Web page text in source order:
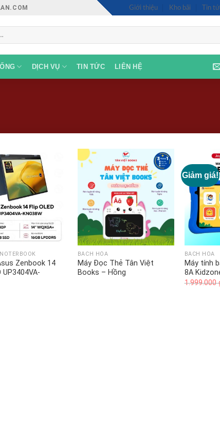
Giới thiệu Kho bãi Tin
DỊCH VỤ TIN TỨC LIÊN HỆ
Zenbook 14
UP3404VA-
BÁCH HÓA
Máy Đọc Thẻ Tân Việt
Books – Hồng
Giảm giá!
BÁCH HÓA
Máy tính
8A
1.999.000